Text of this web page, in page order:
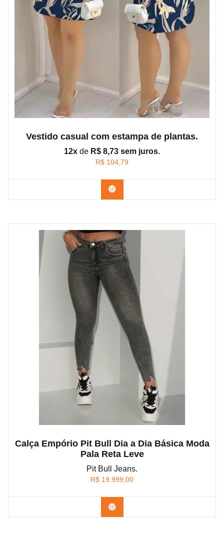
Vestido casual com estampa de plantas.
12x de R$ 8,73 sem juros.
R$ 104,79
Confira na BR brasil
Calça Empório Pit Bull Dia a Dia Básica Moda
Pala Reta Leve
Pit Bull Jeans.
R$ 19.999,00
Confira na Shopee